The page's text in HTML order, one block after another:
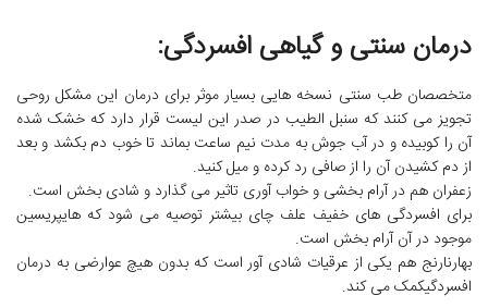
درمان سنتی و گیاهی افسردگی:
متخصصان طب سنتی نسخه هایی بسیار موثر برای درمان این مشکل روحی
تجویز می کنند که سنبل الطیب در صدر این لیست قرار دارد که خشک شده
آن را کوبیده و در آب جوش به مدت نیم ساعت بماند تا خوب دم بکشد و بعد
از دم کشیدن آن را از صافی رد کرده و میل کنید.
زعفران هم در آرام بخشی و خواب آوری تاثیر می گذارد و شادی بخش است.
برای افسردگی های خفیف علف چای بیشتر توصیه می شود که هایپریسین
موجود در آن آرام بخش است.
بهارنارنج هم یکی از عرقیات شادی آور است که بدون هیچ عوارضی به درمان
افسردگیکمک می کند.